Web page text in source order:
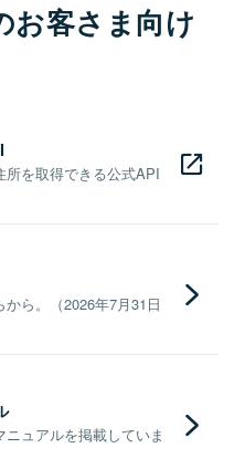
お客さま向け
を取得できる公式API
ら。（2026年7月31日
ュアルを掲載していま